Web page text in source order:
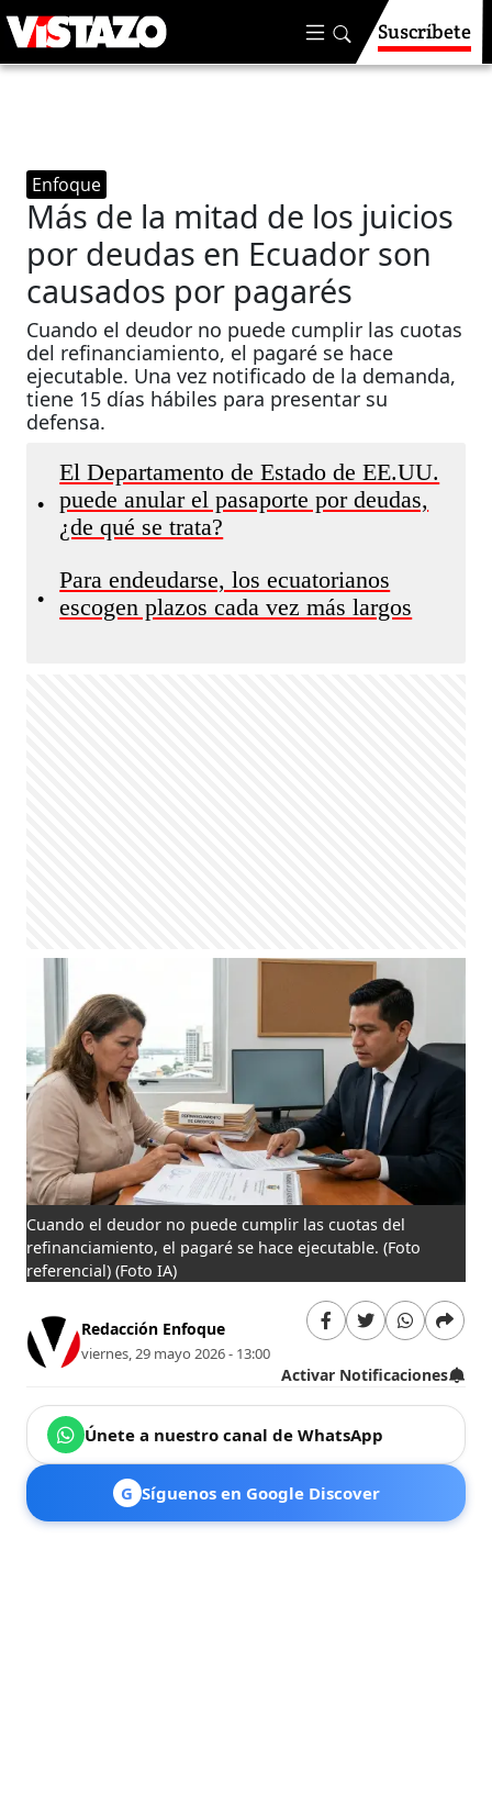
Suscríbete
Enfoque
Más de la mitad de los juicios
por deudas en Ecuador son
causados por pagarés
Cuando el deudor no puede cumplir las cuotas
del refinanciamiento, el pagaré se hace
ejecutable. Una vez notificado de la demanda,
tiene 15 días hábiles para presentar su
defensa.
•
El Departamento de Estado de EE.UU.
puede anular el pasaporte por deudas,
¿de qué se trata?
•
Para endeudarse, los ecuatorianos
escogen plazos cada vez más largos
Cuando el deudor no puede cumplir las cuotas del
refinanciamiento, el pagaré se hace ejecutable. (Foto
referencial) (Foto IA)
Redacción Enfoque
viernes, 29 mayo 2026 - 13:00
Activar Notificaciones
Únete a nuestro canal de WhatsApp
G Síguenos en Google Discover